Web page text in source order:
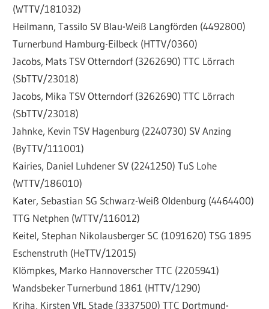
(WTTV/181032)
Heilmann, Tassilo SV Blau-Weiß Langförden (4492800)
Turnerbund Hamburg-Eilbeck (HTTV/0360)
Jacobs, Mats TSV Otterndorf (3262690) TTC Lörrach
(SbTTV/23018)
Jacobs, Mika TSV Otterndorf (3262690) TTC Lörrach
(SbTTV/23018)
Jahnke, Kevin TSV Hagenburg (2240730) SV Anzing
(ByTTV/111001)
Kairies, Daniel Luhdener SV (2241250) TuS Lohe
(WTTV/186010)
Kater, Sebastian SG Schwarz-Weiß Oldenburg (4464400)
TTG Netphen (WTTV/116012)
Keitel, Stephan Nikolausberger SC (1091620) TSG 1895
Eschenstruth (HeTTV/12015)
Klömpkes, Marko Hannoverscher TTC (2205941)
Wandsbeker Turnerbund 1861 (HTTV/1290)
Kriha, Kirsten VfL Stade (3337500) TTC Dortmund-